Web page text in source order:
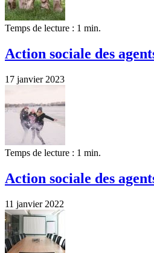
Temps de lecture : 1 min.
Action sociale des
17 janvier 2023
Temps de lecture : 1 min.
Action sociale des
11 janvier 2022